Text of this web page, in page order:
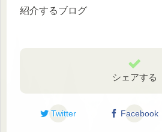
紹介するブログ
シェアする
Twitter Facebook